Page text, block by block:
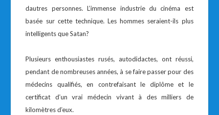
dautres personnes. L’immense industrie du cinéma est
basée sur cette technique. Les hommes seraient-ils plus
intelligents que Satan?
Plusieurs enthousiastes rusés, autodidactes, ont réussi,
pendant de nombreuses années, à se faire passer pour des
médecins qualifiés, en contrefaisant le diplôme et le
certificat d’un vrai médecin vivant à des milliers de
kilomètres d’eux.